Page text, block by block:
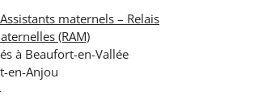
Assistants maternels – Relais
(RAM)
à Beaufort-en-Vallée
en-Anjou